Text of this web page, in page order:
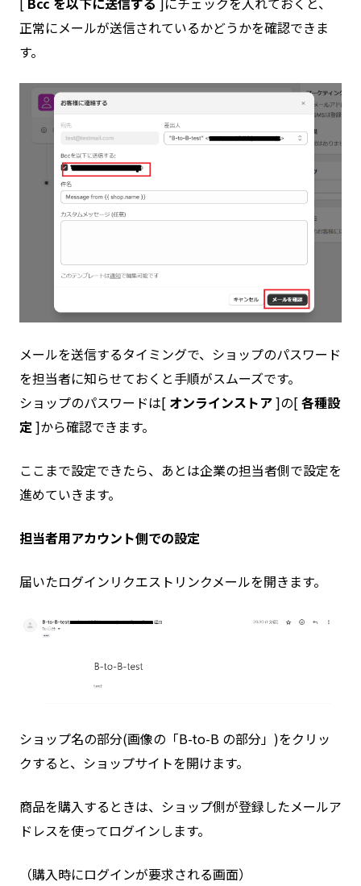
正常にメールが送信されているかどうかを確認できま
す。
メールを送信するタイミングで、ショップのパスワード
を担当者に知らせておくと手順がスムーズです。
ショップのパスワードは[ オンラインストア]の[各種設
定]から確認できます。
ここまで設定できたら、あとは企業の担当者側で設定を
進めていきます。
担当者用アカウント側での設定
届いたログインリクエストリンクメールを開きます。
ショップ名の部分(画像の「B-to-B の部分」)をクリッ
クすると、ショップサイトを開けます。
商品を購入するときは、ショップ側が登録したメールア
ドレスを使ってログインします。
（購入時にログインが要求される画面）